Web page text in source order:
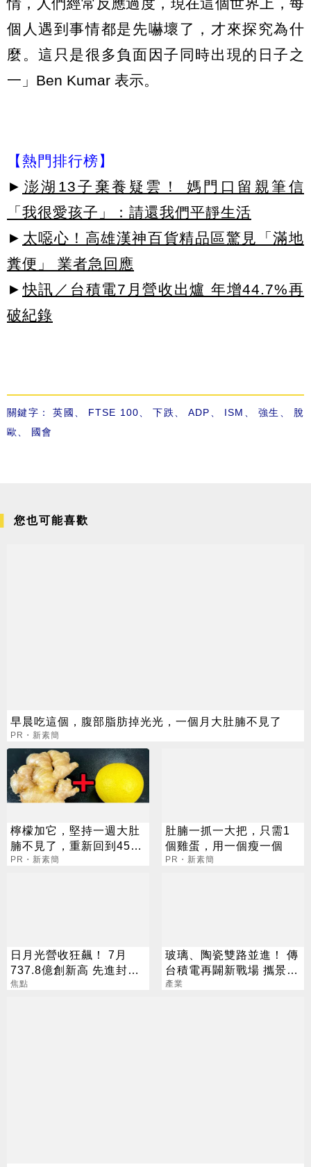
個人遇到事情都是先嚇壞了，才來探究為什
麼。這只是很多負面因子同時出現的日子之
一」Ben Kumar 表示。
【熱門排行榜】
► 澎湖13子棄養疑雲！ 媽門口留親筆信
「我很愛孩子」：請還我們平靜生活
► 太噁心！高雄漢神百貨精品區驚見「滿地
糞便」 業者急回應
► 快訊／台積電7月營收出爐 年增44.7%再
破紀錄
關鍵字：英國 FTSE 100 、下跌 、ADP ISM 、強生
脫
歐
國會
您也可能喜歡
早晨吃這個，腹部脂肪掉光光，一個月大肚腩不見了
PR・新素簡
檸檬加它，堅持一週大肚
腩不見了，重新回到45公
斤
PR・新素簡
肚腩一抓一大把，只需1
個雞蛋，用一個瘦一個
PR・新素簡
日月光營收狂飆！ 7月
737.8億創新高 先進封測
需求炸裂
焦點
玻璃、陶瓷雙路並進！ 傳
台積電再闢新戰場 攜景碩
布局類EMIB
產業